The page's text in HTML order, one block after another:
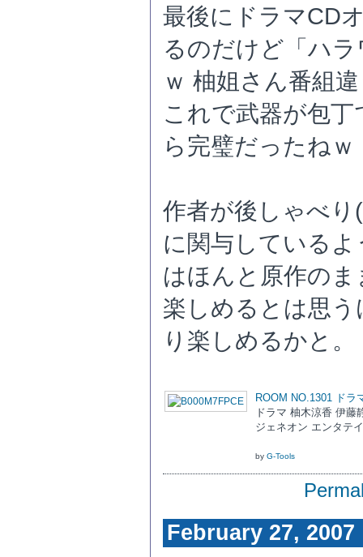
最後にドラマCD
るのだけど「ハ
ｗ 柚姐さん番組
これで武器が包
ら完璧だったねｗ
作者が後しゃべ
に関与している
はほんと原作の
楽しめるとは思
り楽しめるかと。
ROOM NO.1301 ドラ
ドラマ 柚木涼香 伊藤
ジェネオン エンタテ
by G-Tools
February 27, 2007